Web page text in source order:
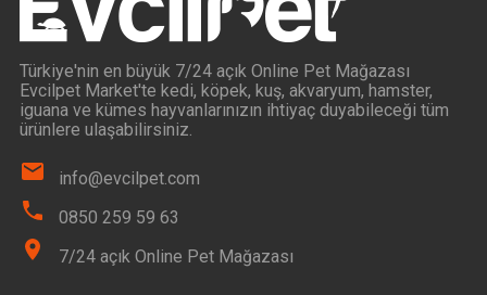
Türkiye'nin en büyük 7/24 açık Online Pet Mağazası
Evcilpet Market'te kedi, köpek, kuş, akvaryum, hamster,
iguana ve kümes hayvanlarınızın ihtiyaç duyabileceği tüm
ürünlere ulaşabilirsiniz.
info@evcilpet.com
0850 259 59 63
7/24 açık Online Pet Mağazası